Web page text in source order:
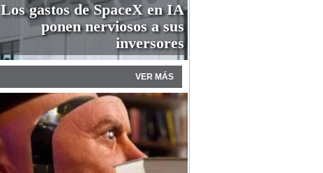
Los gastos de SpaceX en IA
ponen nerviosos a sus
inversores
VER MÁS